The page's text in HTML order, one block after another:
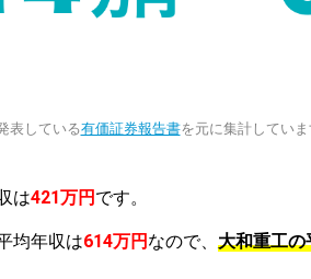
表している有価証券報告書を元に集計していま
は421万円 です。
均年収は614万円 なので、 大和重工の